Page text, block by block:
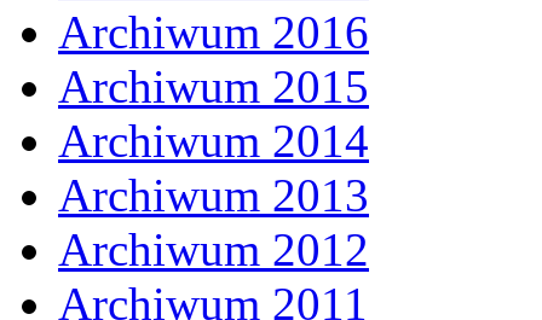
Archiwum 2016
Archiwum 2015
Archiwum 2014
Archiwum 2013
Archiwum 2012
Archiwum 2011